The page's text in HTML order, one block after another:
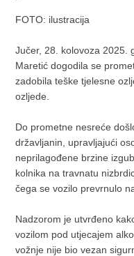
FOTO: ilustracija
Jučer, 28. kolovoza 2025.
Maretić dogodila se
zadobila teške tjelesne
ozljede.
Do prometne nesreće
državljanin, upravljajući
neprilagođene brzine
kolnika na travnatu
čega se vozilo prevrnulo
Nadzorom je utvrđeno
vozilom pod utjecajem
vožnje nije bio vezan